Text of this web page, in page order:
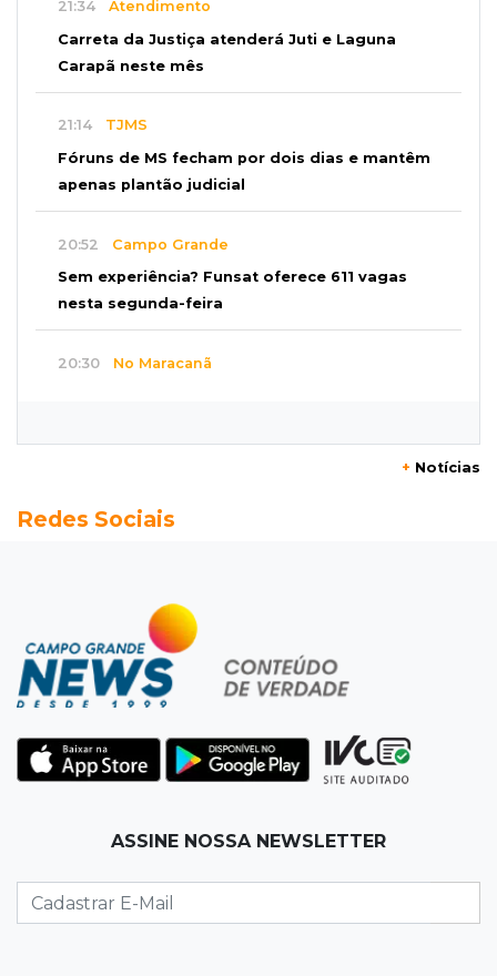
21:34 Atendimento
Carreta da Justiça atenderá Juti e Laguna
Carapã neste mês
21:14 TJMS
Fóruns de MS fecham por dois dias e mantêm
apenas plantão judicial
20:52 Campo Grande
Sem experiência? Funsat oferece 611 vagas
nesta segunda-feira
20:30 No Maracanã
Seleções em MS têm salários de até R$ 8,2 mil;
Jardim Itatiaia
Vigia é amarrado durante roubo de carro e
dois caminhões em pátio
Corinthians vence Bragantino por 2 a 0 e sobe
para 7º no Brasileirão
Na Vila Belmiro
lugar no Brasileirão
+ Notícias
Redes Sociais
ASSINE NOSSA NEWSLETTER